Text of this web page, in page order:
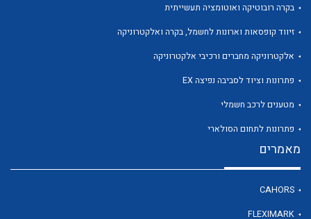
לכל מוצרי היצרן
בקרה רובוטיקה ואוטומציה תעשייתית
זיווד קופסאות וארונות לחשמל, בקרה ואלקטרוניקה
אלקטרוניקה מחברים ורכיבי אלקטרוניקה
פתרונות וציוד לסביבה נפיצה EX
מטענים לרכב חשמלי
פתרונות לתחום הסולארי
מאמרים
CAHORS
FLEXIMARK